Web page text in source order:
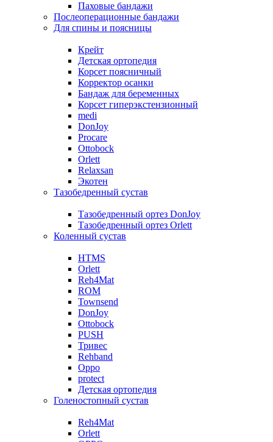
Паховые бандажи
Послеоперационные бандажи
Для спины и поясницы
Крейт
Детская ортопедия
Корсет поясничный
Корректор осанки
Бандаж для беременных
Корсет гиперэкстензионный
medi
DonJoy
Procare
Ottobock
Orlett
Relaxsan
Экотен
Тазобедренный сустав
Тазобедренный ортез DonJoy
Тазобедренный ортез Orlett
Коленный сустав
HTMS
Orlett
Reh4Mat
ROM
Townsend
DonJoy
Ottobock
PUSH
Тривес
Rehband
Oppo
protect
Детская ортопедия
Голеностопный сустав
Reh4Mat
Orlett